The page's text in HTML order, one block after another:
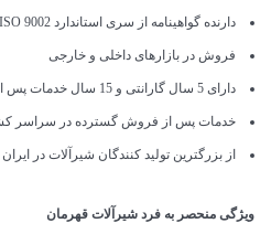
دارنده گواهینامه از سری استاندارد ISO 9002
فروش در بازارهای داخلی و خارجی
دارای 5 سال گارانتی و 15 سال خدمات پس از فروش قهرمان
خدمات پس از فروش گسترده در سراسر
از بزرگترین تولید کنندگان شیرآلات در ایران
ویژگی منحصر به فرد شیرآلات قهرمان